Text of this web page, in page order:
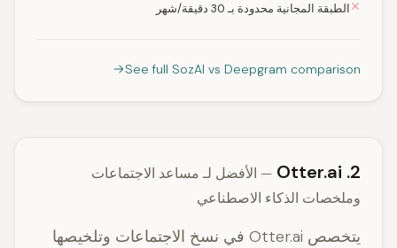
الطبقة المجانية محدودة بـ 30 دقيقة/شهر
See full SozAI vs Deepgram comparison
2. Otter.ai
— الأفضل لـ مساعد الاجتماعات
وملخصات الذكاء الاصطناعي
يتخصص Otter.ai في نسخ الاجتماعات وتلخيصها